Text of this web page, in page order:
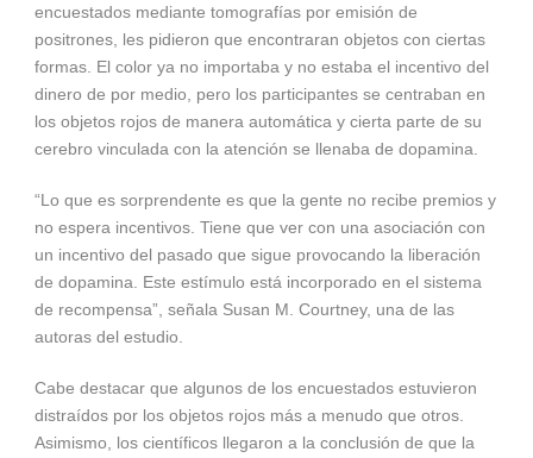
encuestados mediante tomografías por emisión de
positrones, les pidieron que encontraran objetos con ciertas
formas. El color ya no importaba y no estaba el incentivo del
dinero de por medio, pero los participantes se centraban en
los objetos rojos de manera automática y cierta parte de su
cerebro vinculada con la atención se llenaba de dopamina.
“Lo que es sorprendente es que la gente no recibe premios y
no espera incentivos. Tiene que ver con una asociación con
un incentivo del pasado que sigue provocando la liberación
de dopamina. Este estímulo está incorporado en el sistema
de recompensa”, señala Susan M. Courtney, una de las
autoras del estudio.
Cabe destacar que algunos de los encuestados estuvieron
distraídos por los objetos rojos más a menudo que otros.
Asimismo, los científicos llegaron a la conclusión de que la